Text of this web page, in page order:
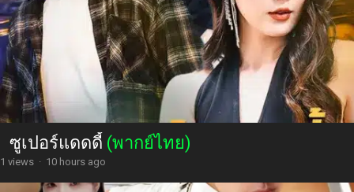
ซูเปอร์แดดดี้ (พากย์ไทย)
1 views · 10 hours ago